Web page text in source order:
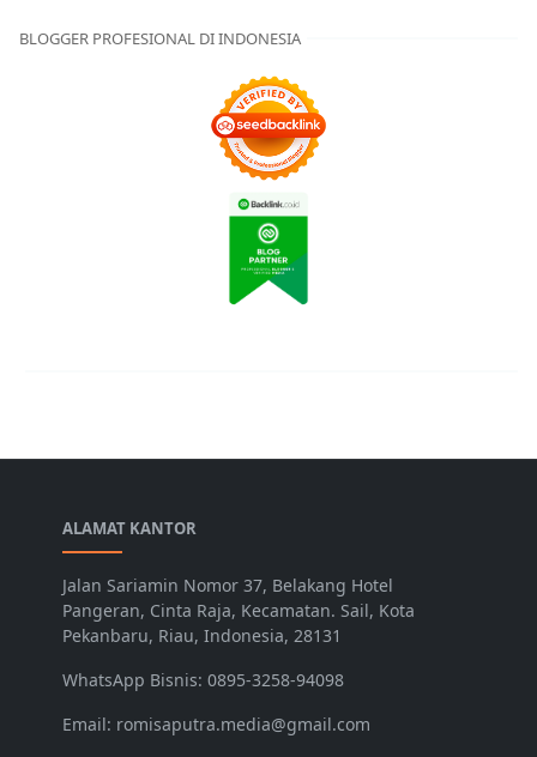
BLOGGER PROFESIONAL DI INDONESIA
ALAMAT KANTOR
Jalan Sariamin Nomor 37, Belakang Hotel
Pangeran, Cinta Raja, Kecamatan. Sail, Kota
Pekanbaru, Riau, Indonesia, 28131
WhatsApp Bisnis: 0895-3258-94098
Email: romisaputra.media@gmail.com